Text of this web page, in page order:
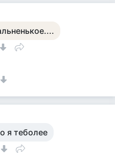
я теболее